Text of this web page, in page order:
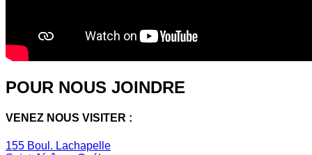
POUR NOUS JOINDRE
VENEZ NOUS VISITER :
155 Boul. Lachapelle